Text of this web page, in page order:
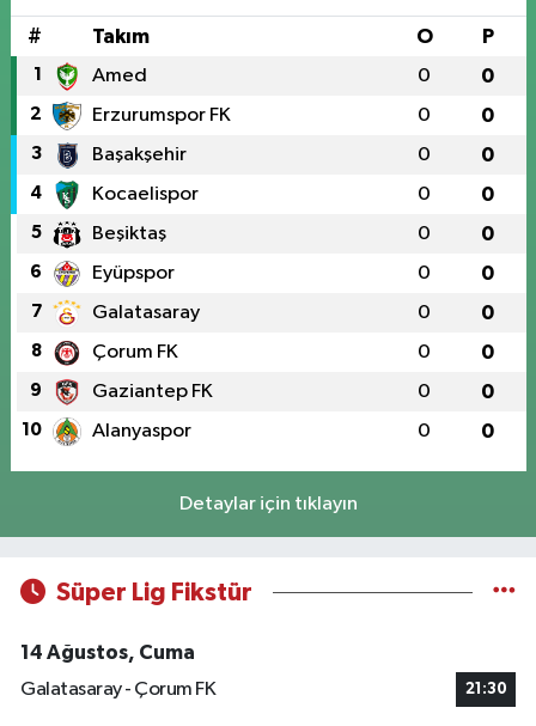
# Takım O P
1 Amed 0 0
2 Erzurumspor FK 0 0
3 Başakşehir 0 0
4 Kocaelispor 0 0
5 Beşiktaş 0 0
6 Eyüpspor 0 0
7 Galatasaray 0 0
8 Çorum FK 0 0
9 Gaziantep FK 0 0
10 Alanyaspor 0 0
Detaylar için tıklayın
Süper Lig Fikstür
14 Ağustos, Cuma
Galatasaray - Çorum FK
21:30